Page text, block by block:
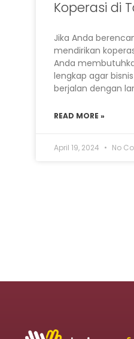
Koperasi di
Jika Anda
mendirikan
Anda
lengkap agar
berjalan dengan
READ MORE »
April 19, 2024 No